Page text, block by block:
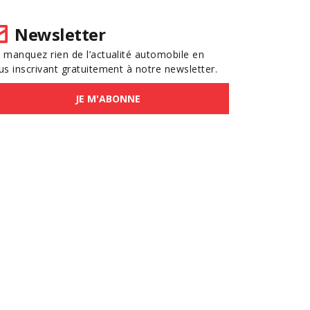
Newsletter
manquez rien de l’actualité automobile en
inscrivant gratuitement à notre newsletter.
JE M'ABONNE